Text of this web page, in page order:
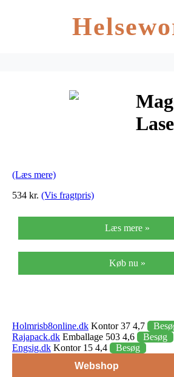
(Læs mere)
534 kr. (Vis fragtpris)
Læs mere »
Køb nu »
Holmrisb8online.dk Kontor 37 4,7
Rajapack.dk Emballage 503 4,6
Besøg
Engsig.dk Kontor 15 4,4
Besøg
Webshop